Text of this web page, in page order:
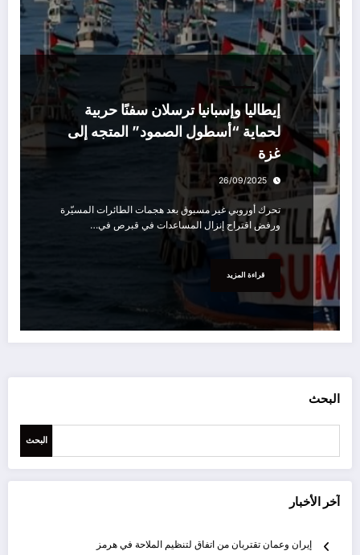
سياسة
إيطاليا وإسبانيا ترسلان سفنًا حربية
لحماية “أسطول الصمود” المتجه إلى
غزة
26/09/2025
تحرك أوروبي غير مسبوق بعد هجمات الطائرات المسيّرة
ورفض اقتراح إنزال المساعدات في قبرص في…
قراءة المزيد
البحث
البحث
آخر الأخبار
إيران وعمان تقتربان من اتفاق لتنظيم الملاحة في هرمز